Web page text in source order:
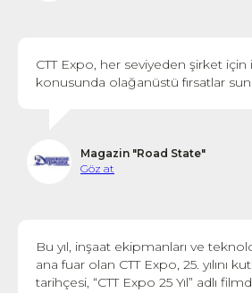
CTT Expo, her seviyeden şirket
konusunda olağanüstü fırsatlar
Magazin "Road State"
Göz at
Bu yıl, inşaat ekipmanları ve
ana fuar olan CTT Expo, 25. yılını
tarihçesi, “CTT Expo 25 Yıl” adlı